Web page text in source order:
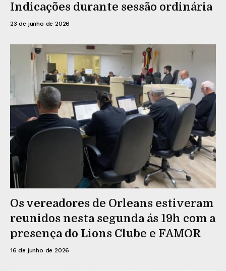
Indicações durante sessão ordinária
23 de junho de 2026
Os vereadores de Orleans estiveram
reunidos nesta segunda ás 19h com a
presença do Lions Clube e FAMOR
16 de junho de 2026